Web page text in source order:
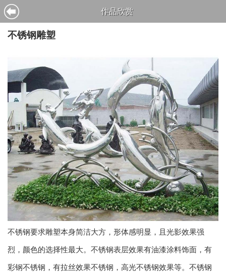
作品欣赏
不锈钢雕塑
不锈钢要求雕塑本身简洁大方，形体感明显，且光影效果强
烈，颜色的选择性最大。不锈钢表层效果有油漆涂料饰面，有
彩钢不锈钢，有拉丝效果不锈钢，高光不锈钢效果等。不锈钢